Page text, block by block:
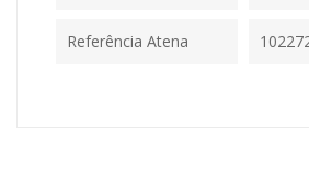
Referência Atena